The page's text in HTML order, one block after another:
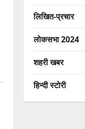
लिखित-प्रचार
लोकसभा 2024
शहरी खबर
हिन्दी स्टोरी